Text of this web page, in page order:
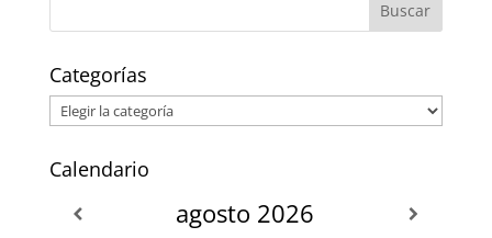
Categorías
Categorías
Calendario
agosto 2026